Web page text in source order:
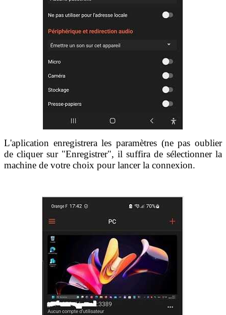
L'aplication enregistrera les paramètres (ne pas oublier
de cliquer sur "Enregistrer", il suffira de sélectionner la
machine de votre choix pour lancer la connexion.